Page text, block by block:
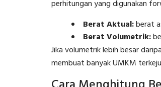
perhitungan yang digunakan
Berat Aktual:berat
Berat Volumetrik:
Jika volumetrik lebih besar
membuat banyak UMKM